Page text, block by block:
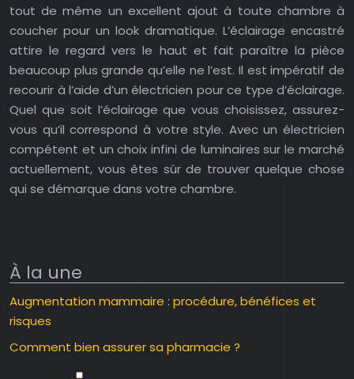
tout de même un excellent ajout à toute chambre à
coucher pour un look dramatique. L’éclairage encastré
attire le regard vers le haut et fait paraître la pièce
beaucoup plus grande qu’elle ne l’est. Il est impératif de
recourir à l’aide d’un électricien pour ce type d’éclairage.
Quel que soit l’éclairage que vous choisissez, assurez-
vous qu’il correspond à votre style. Avec un électricien
compétent et un choix infini de luminaires sur le marché
actuellement, vous êtes sûr de trouver quelque chose
qui se démarque dans votre chambre.
À la une
Augmentation mammaire : procédure, bénéfices et
risques
Comment bien assurer sa pharmacie ?